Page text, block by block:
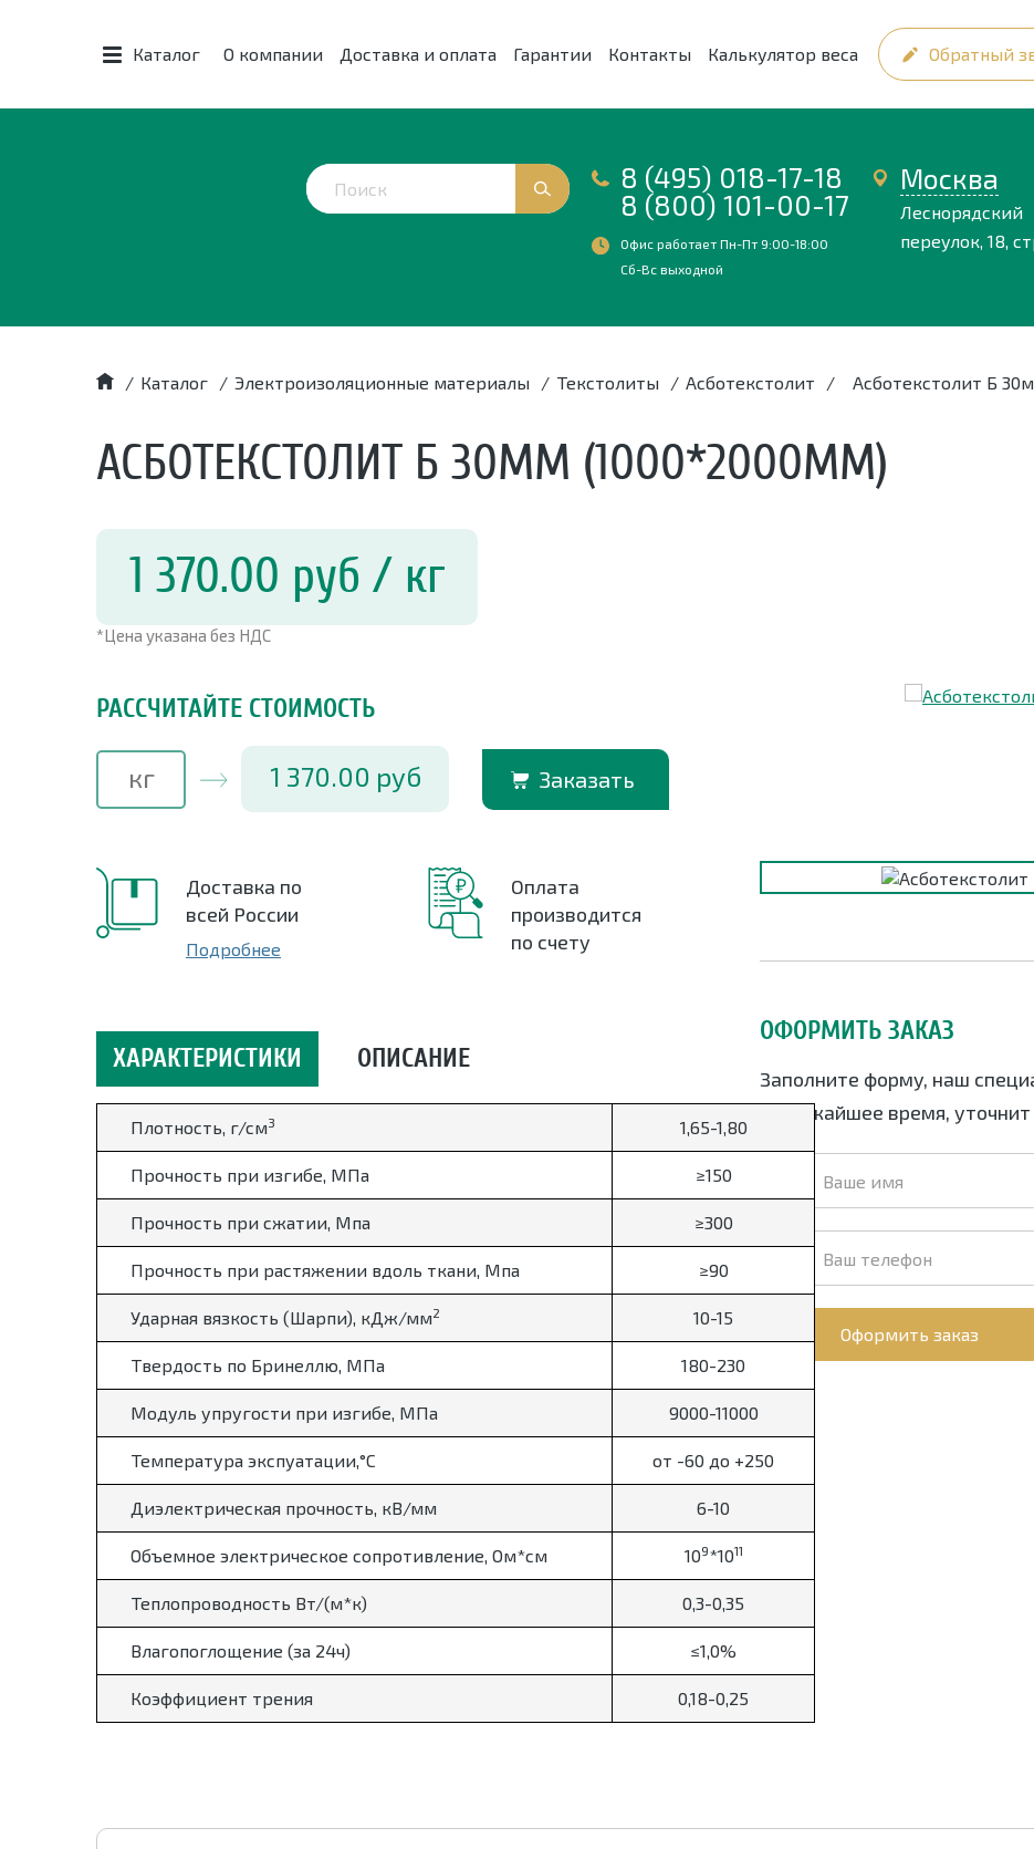
Каталог О компании Доставка и оплата Гарантии Контакты Калькулятор веса Обратный
8 (495) 018-17-18
8 (800) 101-00-17
Офис работает Пн-Пт 9:00-18:00
Сб-Вс выходной
Москва
Леснорядский
переулок, 18,
/ Каталог / Электроизоляционные материалы / Текстолиты / Асботекстолит / Асботекстолит Б
АСБОТЕКСТОЛИТ Б 30ММ (1000*2000ММ)
ОФОРМИТЬ ЗАКАЗ
Заполните форму, наш
в ближайшее время, уточнит
Оформить заказ
1 370.00 руб / кг
*Цена указана без НДС
РАССЧИТАЙТЕ СТОИМОСТЬ
1 370.00 руб Заказать
Доставка по
всей России
Подробнее
Оплата
производится
по счету
ХАРАКТЕРИСТИКИ ОПИСАНИЕ
Плотность, г/см3 1,65-1,80
Прочность при изгибе, МПа ≥150
Прочность при сжатии, Мпа ≥300
Прочность при растяжении вдоль ткани, Мпа ≥90
Ударная вязкость (Шарпи), кДж/мм2 10-15
Твердость по Бринеллю, МПа 180-230
Модуль упругости при изгибе, МПа 9000-11000
Температура экспуатации,°С от -60 до +250
Диэлектрическая прочность, кВ/мм 6-10
Объемное электрическое сопротивление, Ом*см 109*1011
Теплопроводность Вт/(м*к) 0,3-0,35
Влагопоглощение (за 24ч) ≤1,0%
Коэффициент трения 0,18-0,25